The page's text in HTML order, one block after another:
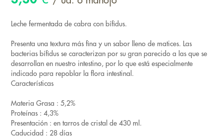
Leche fermentada de cabra con bífidus.
Presenta una textura más fina y un sabor lleno de matices. Las
bacterias bífidus se caracterizan por su gran parecido a las que se
desarrollan en nuestro intestino, por lo que está especialmente
indicado para repoblar la flora intestinal.
Características
Materia Grasa : 5,2%
Proteínas : 4,3%
Presentación : en tarros de cristal de 430 ml.
Caducidad : 28 días